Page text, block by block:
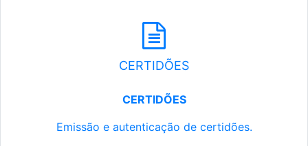
CERTIDÕES
CERTIDÕES
Emissão e autenticação de certidões.